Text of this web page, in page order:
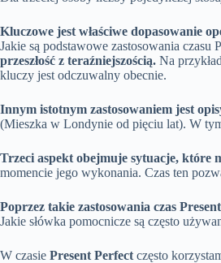
Kluczowe jest właściwe dopasowanie
Jakie są podstawowe zastosowania
przeszłość z teraźniejszością. Na
kluczy jest odczuwalny obecnie.
Innym istotnym zastosowaniem jest
(Mieszka w Londynie od pięciu lat). W
Trzeci aspekt obejmuje sytuacje, które
momencie jego wykonania. Czas ten
Poprzez takie zastosowania czas
Jakie słówka pomocnicze są często
W czasie Present Perfect często